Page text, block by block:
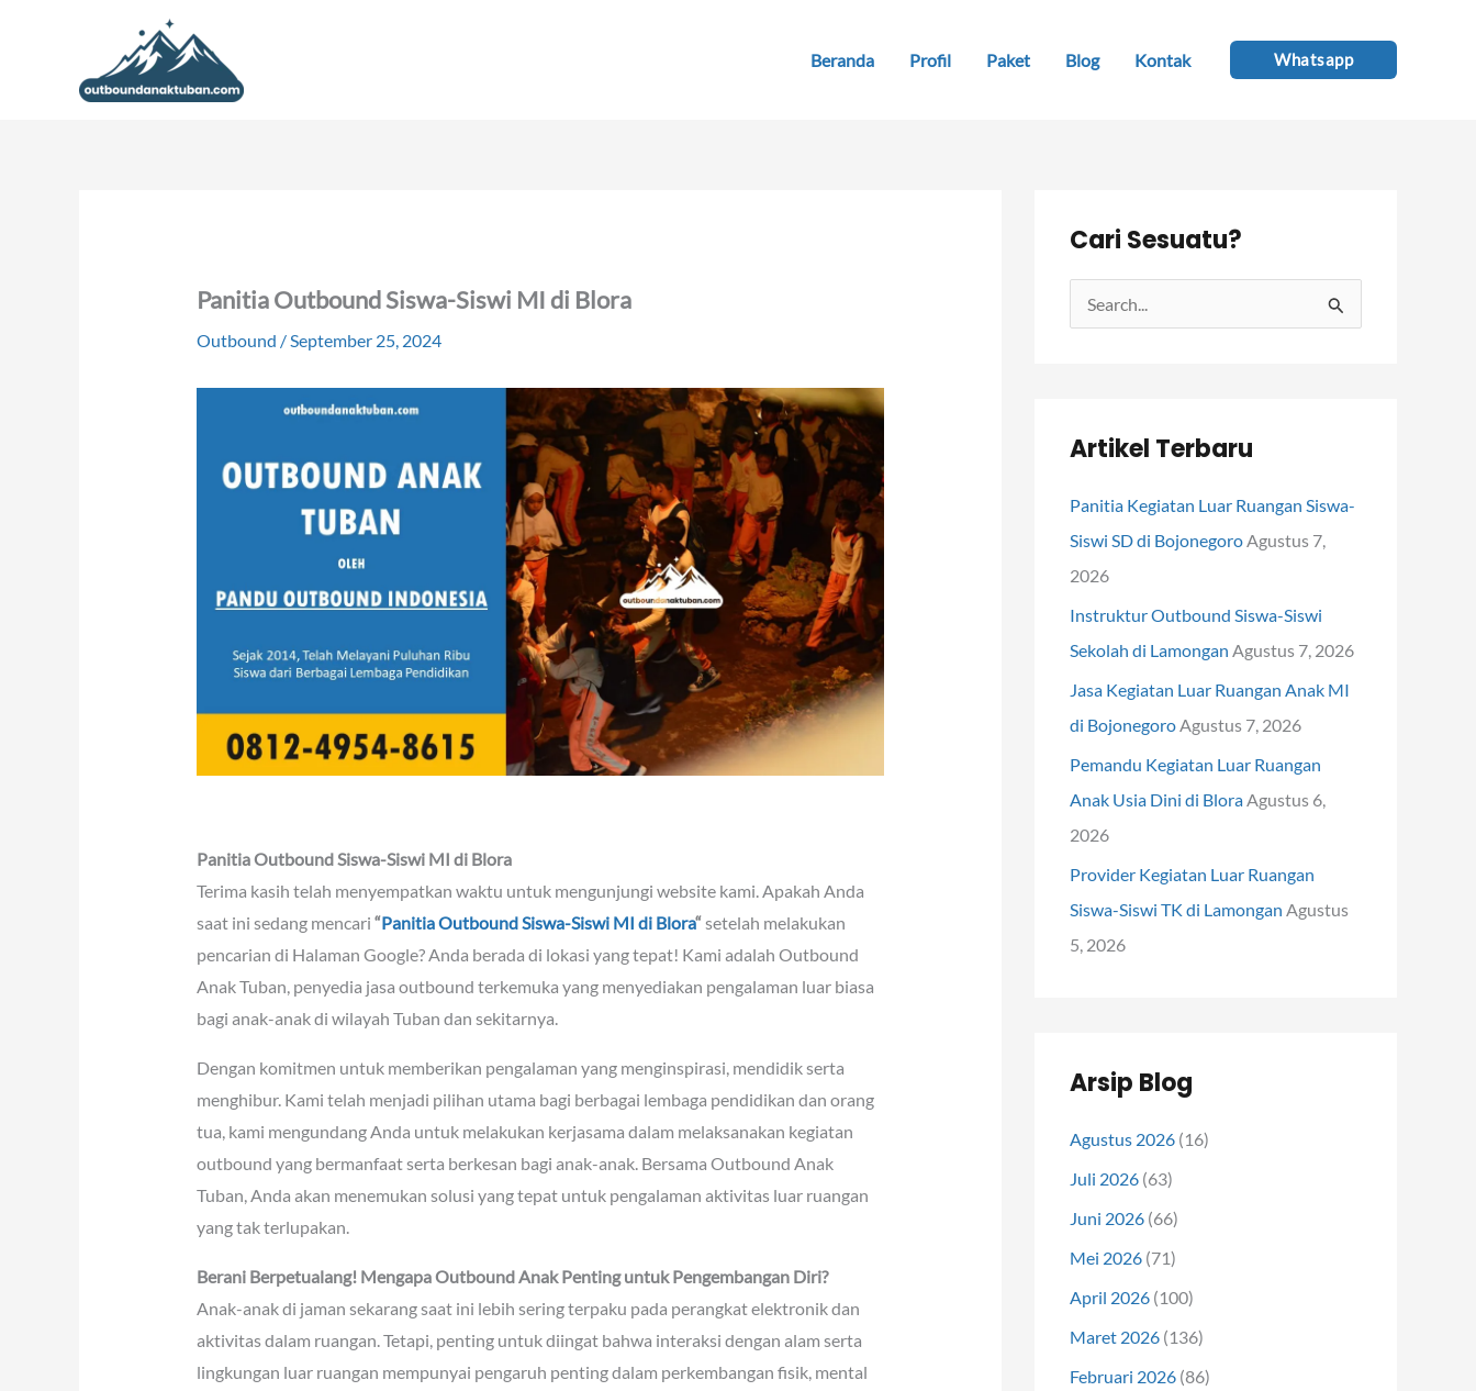
Beranda Profil Paket Blog Kontak Whatsapp
Panitia Outbound Siswa-Siswi MI di Blora
Outbound /September 25, 2024
Panitia Outbound Siswa-Siswi MI di Blora
Terima kasih telah menyempatkan waktu untuk mengunjungi website kami. Apakah Anda
saat ini sedang mencari “Panitia Outbound Siswa-Siswi MI di Blora“setelah melakukan
pencarian di Halaman Google? Anda berada di lokasi yang tepat! Kami adalah Outbound
Anak Tuban, penyedia jasa outbound terkemuka yang menyediakan pengalaman luar biasa
bagi anak-anak di wilayah Tuban dan sekitarnya.
Dengan komitmen untuk memberikan pengalaman yang menginspirasi, mendidik serta
menghibur. Kami telah menjadi pilihan utama bagi berbagai lembaga pendidikan dan orang
tua, kami mengundang Anda untuk melakukan kerjasama dalam melaksanakan kegiatan
outbound yang bermanfaat serta berkesan bagi anak-anak. Bersama Outbound Anak
Tuban, Anda akan menemukan solusi yang tepat untuk pengalaman aktivitas luar ruangan
yang tak terlupakan.
Berani Berpetualang! Mengapa Outbound Anak Penting untuk Pengembangan Diri?
Anak-anak di jaman sekarang saat ini lebih sering terpaku pada perangkat elektronik dan
aktivitas dalam ruangan. Tetapi, penting untuk diingat bahwa interaksi dengan alam serta
lingkungan luar ruangan mempunyai pengaruh penting dalam perkembangan fisik, mental
Cari Sesuatu?
u
:
Artikel Terbaru
Panitia Kegiatan Luar Ruangan Siswa-
Siswi SD di BojonegoroAgustus 7,
2026
Instruktur Outbound Siswa-Siswi
Sekolah di Lamongan Agustus 7, 2026
Jasa Kegiatan Luar Ruangan Anak MI
di BojonegoroAgustus 7, 2026
Pemandu Kegiatan Luar Ruangan
Anak Usia Dini di BloraAgustus 6,
2026
Provider Kegiatan Luar Ruangan
Siswa-Siswi TK di Lamongan Agustus
5, 2026
Arsip Blog
Agustus 2026 (16)
Juli 2026 (63)
Juni 2026 (66)
Mei 2026 (71)
April 2026 (100)
Maret 2026 (136)
Februari 2026 (86)